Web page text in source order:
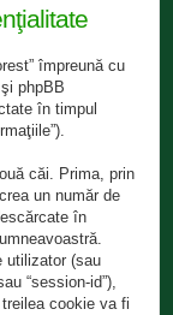
împreună cu
phpBB
în timpul
căi. Prima, prin
un număr de
în
utilizator (sau
“session-id”),
cookie va fi